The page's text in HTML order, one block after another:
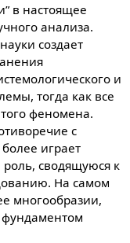
в настоящее
анализа.
создает
и
тогда как все
феномена.
с
играет
сводящуюся к
На самом
многообразии,
фундаментом